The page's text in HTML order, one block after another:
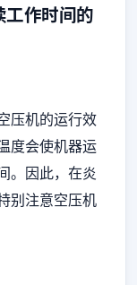
作时间的
压机的运行效
度会使机器运
。因此，在炎
别注意空压机